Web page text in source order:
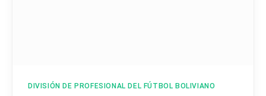
DIVISIÓN DE PROFESIONAL DEL FÚTBOL BOLIVIANO